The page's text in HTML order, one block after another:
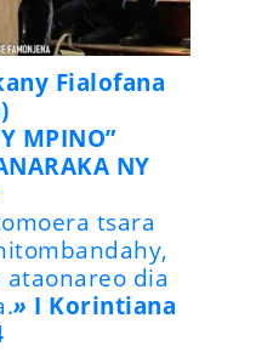
Fialofana
MPINO”
NY
tsara
dia
» I Korintiana